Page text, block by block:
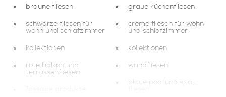
braune fliesen
schwarze fliesen für
wohn und schlafzimmer
kollektionen
rote balkon und
terrassenfliesen
graue küchenfliesen
creme fliesen für wohn
und schlafzimmer
kollektionen
wandfliesen
blaue pool und spa-